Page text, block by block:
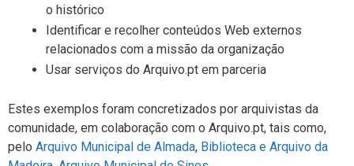
o histórico
Identificar e recolher conteúdos Web externos
relacionados com a missão da organização
Usar serviços do Arquivo.pt em parceria
Estes exemplos foram concretizados por arquivistas da
comunidade, em colaboração com o Arquivo.pt, tais como,
pelo Arquivo Municipal de Almada, Biblioteca e Arquivo da